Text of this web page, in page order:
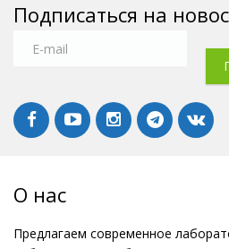
Подписаться на
О нас
Предлагаем современное